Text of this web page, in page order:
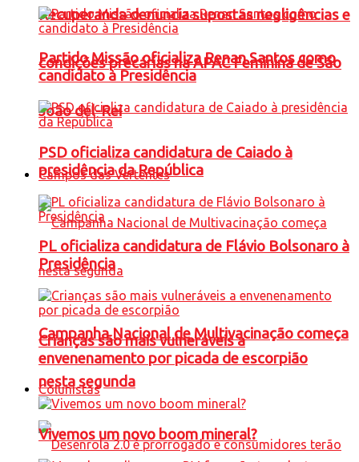
Recuperanda denuncia supostas negligências e
condições precárias na APAC Feminina de São
João del-Rei
Campos das Vertentes
Campanha Nacional de Multivacinação começa
nesta segunda
Partido Missão oficializa Renan Santos como
candidato à Presidência
PSD oficializa candidatura de Caiado à
presidência da República
PL oficializa candidatura de Flávio Bolsonaro à
Presidência
Crianças são mais vulneráveis a
envenenamento por picada de escorpião
Colunistas
Vivemos um novo boom mineral?